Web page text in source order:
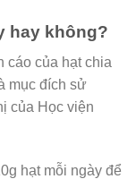
hay không?
cáo của hạt chia
mục đích sử
của Học viện
hạt mỗi ngày để